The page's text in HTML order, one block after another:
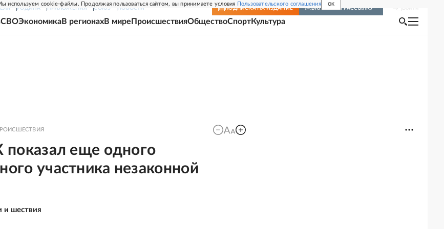
используем cookie-файлы. Продолжая пользоваться сайтом, вы принимаете условия Пользовательского соглашения OK
РОДИНА ПРИЛОЖЕНИЯ СОЮЗ НОВОСТИ ПОДПИСКА НА ИЗДАНИЕ ВКЛЮЧИТЬ РАССЫЛКУ
СВОЭкономикаВ регионахВ мире ПроисшествияОбществоСпортКультура
показал еще одного
участника незаконной
и шествия